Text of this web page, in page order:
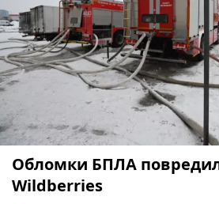
Обломки БПЛА
Wildberries